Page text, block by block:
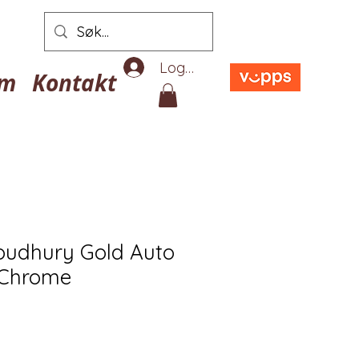
Kontakt Logg inn
Gold Auto